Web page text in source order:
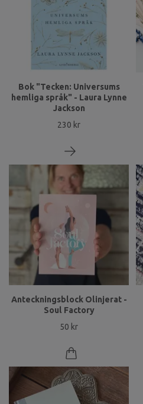
Bok "Tecken: Universums
hemliga språk" - Laura Lynne
Jackson
230 kr
Anteckningsblock Olinjerat -
Soul Factory
50 kr